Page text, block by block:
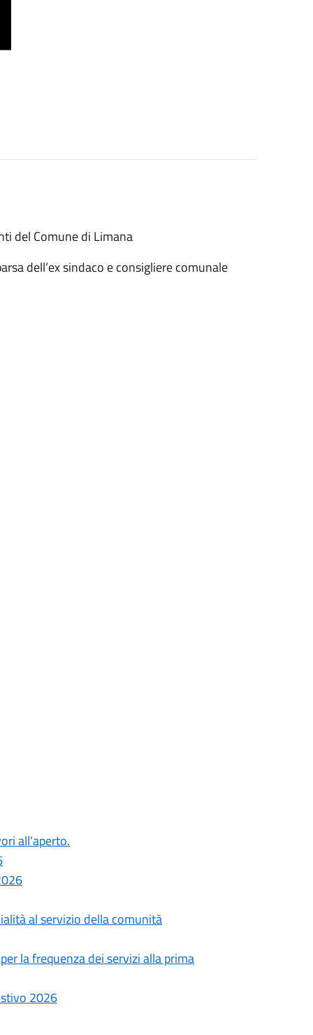
del Comune di Limana
dell’ex sindaco e consigliere comunale
all'aperto.
al servizio della comunità
la frequenza dei servizi alla prima
2026